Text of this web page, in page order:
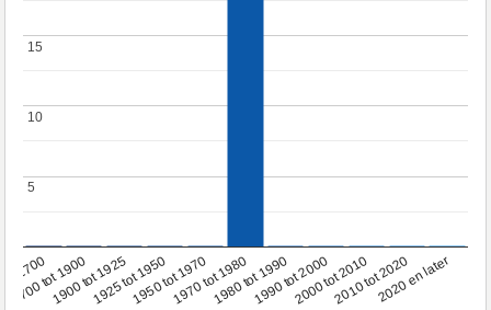
1700
1700 tot 1900
1900 tot 19251925 tot 19501950 tot 19701970 tot 19801980 tot 19901990 tot 20002000 tot 20102010 tot 20202020 en later
5
5
10
10
15
15